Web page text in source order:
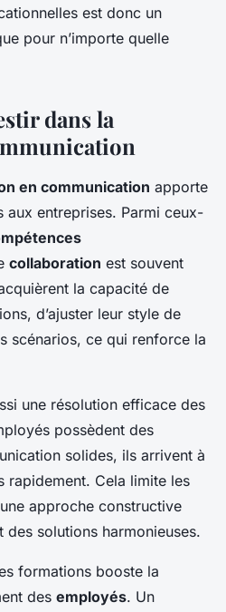
est donc un
pour n’importe quelle
dans la
en communication apporte
aux entreprises. Parmi ceux-
collaboration est souvent
la capacité de
d’ajuster leur style de
scénarios, ce qui renforce la
une résolution efficace des
possèdent des
solides, ils arrivent à
rapidement. Cela limite les
approche constructive
solutions harmonieuses.
formations booste la
des employés. Un